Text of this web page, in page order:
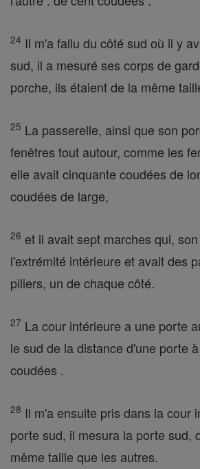
24 Il m'a fallu du côté sud où il y
sud, il a mesuré ses corps de
porche, ils étaient de la même
25 La passerelle, ainsi que son
fenêtres tout autour, comme les
elle avait cinquante coudées de
coudées de large,
26 et il avait sept marches qui,
l'extrémité intérieure et avait des
piliers, un de chaque côté.
27 La cour intérieure a une porte
le sud de la distance d'une porte
coudées .
28 Il m'a ensuite pris dans la cour
porte sud, il mesura la porte sud,
même taille que les autres.